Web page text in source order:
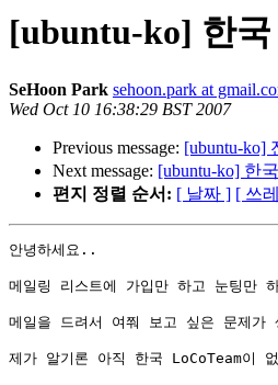
[ubuntu-ko] 한국
SeHoon Park sehoon.park at
Wed Oct 10 16:38:29 BST 2007
Previous message: [ubuntu-ko]
Next message: [ubuntu-ko] 한
편지 정렬 순서: [ 날짜 ] [ 쓰
안녕하세요..
메일링 리스트에 가입만 하고 눈팅만
메일을 드려서 여쭤 보고 싶은 문제가
제가 알기론 아직 한국 LoCoTeam이